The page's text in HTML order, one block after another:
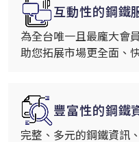
互動性的鋼鐵
為全台唯一且最龐大會
助您拓展市場更全面、
豐富性的鋼鐵
完整、多元的鋼鐵資訊